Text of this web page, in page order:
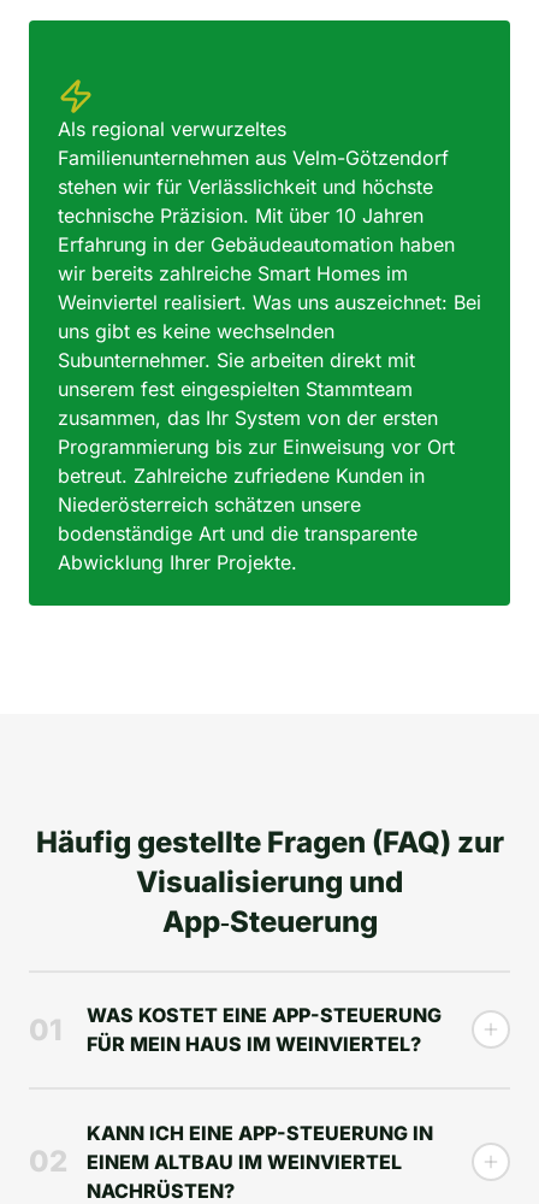
Als regional verwurzeltes
Familienunternehmen aus Velm-Götzendorf
stehen wir für Verlässlichkeit und höchste
technische Präzision. Mit über 10 Jahren
Erfahrung in der Gebäudeautomation haben
wir bereits zahlreiche Smart Homes im
Weinviertel realisiert. Was uns auszeichnet: Bei
uns gibt es keine wechselnden
Subunternehmer. Sie arbeiten direkt mit
unserem fest eingespielten Stammteam
zusammen, das Ihr System von der ersten
Programmierung bis zur Einweisung vor Ort
betreut. Zahlreiche zufriedene Kunden in
Niederösterreich schätzen unsere
bodenständige Art und die transparente
Abwicklung Ihrer Projekte.
Häufig gestellte Fragen (FAQ) zur
Visualisierung und
App‑Steuerung
01
WAS KOSTET EINE APP-STEUERUNG
FÜR MEIN HAUS IM WEINVIERTEL?
02
KANN ICH EINE APP-STEUERUNG IN
EINEM ALTBAU IM WEINVIERTEL
NACHRÜSTEN?